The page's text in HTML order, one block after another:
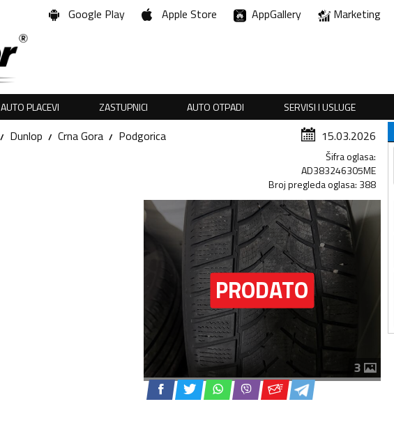
Google Play Apple Store AppGallery Marketing
AUTO PLACEVI ZASTUPNICI AUTO OTPADI SERVISI I USLUGE
Dunlop Crna Gora Podgorica 15.03.2026
Šifra oglasa:
AD383246305ME
Broj pregleda oglasa: 388
3